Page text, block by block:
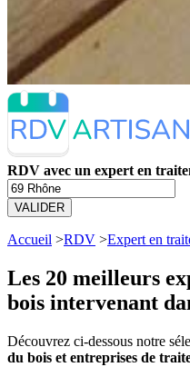
RDV avec un expert en
VALIDER
Accueil >RDV >Expert en
Les 20 meilleurs
bois intervenant
Découvrez ci-dessous notre
du bois et entreprises de